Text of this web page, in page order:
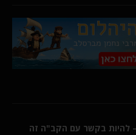
להיות בקשר עם הקב"ה זה